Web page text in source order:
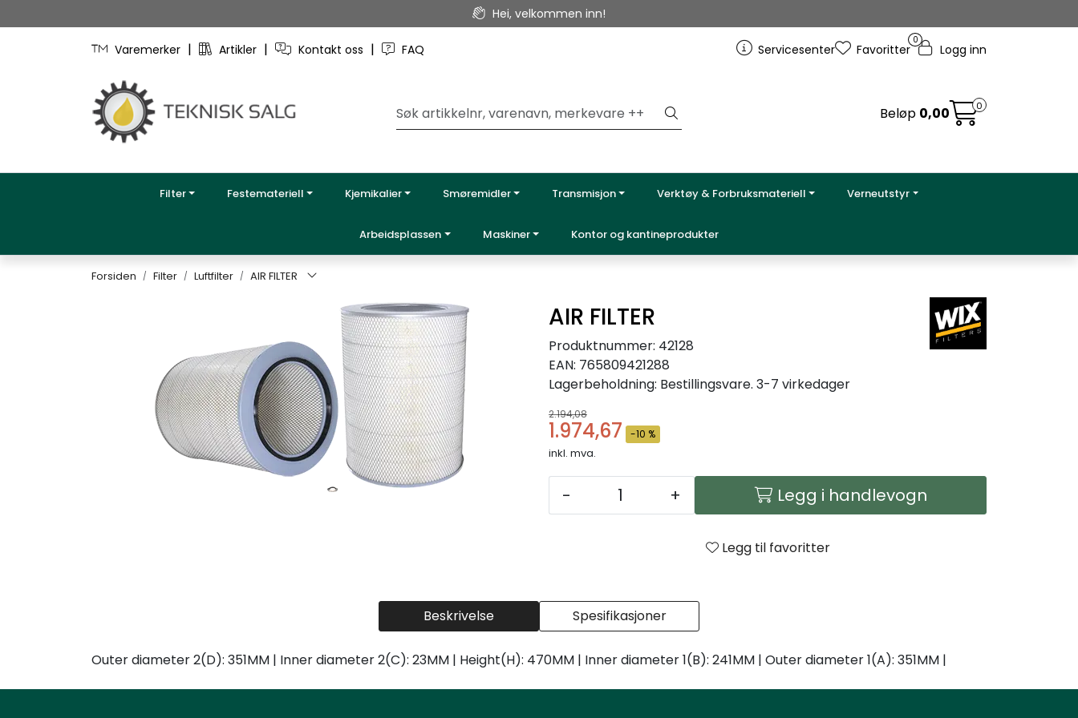
Hei, velkommen inn!
Varemerker | Artikler | Kontakt oss | FAQ Servicesenter
0
Favoritter Logg inn
Beløp 0,00 0
Filter Festemateriell Kjemikalier Smøremidler Transmisjon Verktøy & Forbruksmateriell Verneutstyr
Arbeidsplassen Maskiner Kontor og kantineprodukter
Forsiden Filter Luftfilter AIR FILTER
AIR FILTER
Produktnummer: 42128
EAN: 765809421288
Lagerbeholdning: Bestillingsvare. 3-7 virkedager
2.194,08
1.974,67 -10 %
inkl. mva.
- + Legg i handlevogn
Legg til favoritter
Beskrivelse Spesifikasjoner
Outer diameter 2(D): 351MM | Inner diameter 2(C): 23MM | Height(H): 470MM | Inner diameter 1(B): 241MM | Outer diameter 1(A): 351MM |